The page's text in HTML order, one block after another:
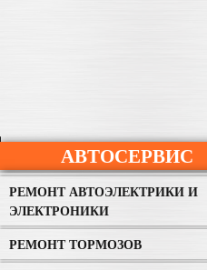
АВТОСЕРВИС
РЕМОНТ АВТОЭЛЕКТРИКИ И
ЭЛЕКТРОНИКИ
РЕМОНТ ТОРМОЗОВ